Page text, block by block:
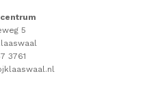
5
3761